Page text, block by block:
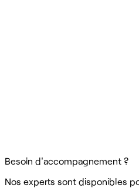
Besoin d'accompagnement ?
Nos experts sont disponibles